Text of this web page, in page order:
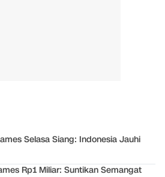
Selasa Siang: Indonesia Jauhi
Rp1 Miliar: Suntikan Semangat